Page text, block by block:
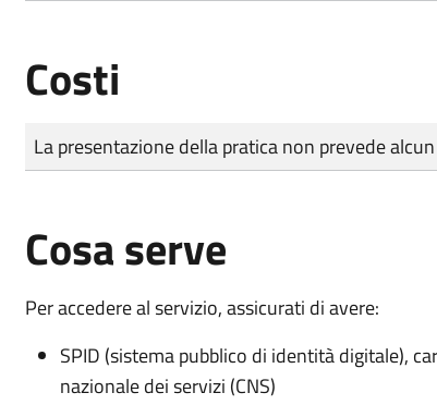
Costi
Tipo di pagamento
Importo
La presentazione della pratica non prevede
Cosa serve
Per accedere al servizio, assicurati di avere:
SPID (sistema pubblico di identità digitale),
nazionale dei servizi (CNS)